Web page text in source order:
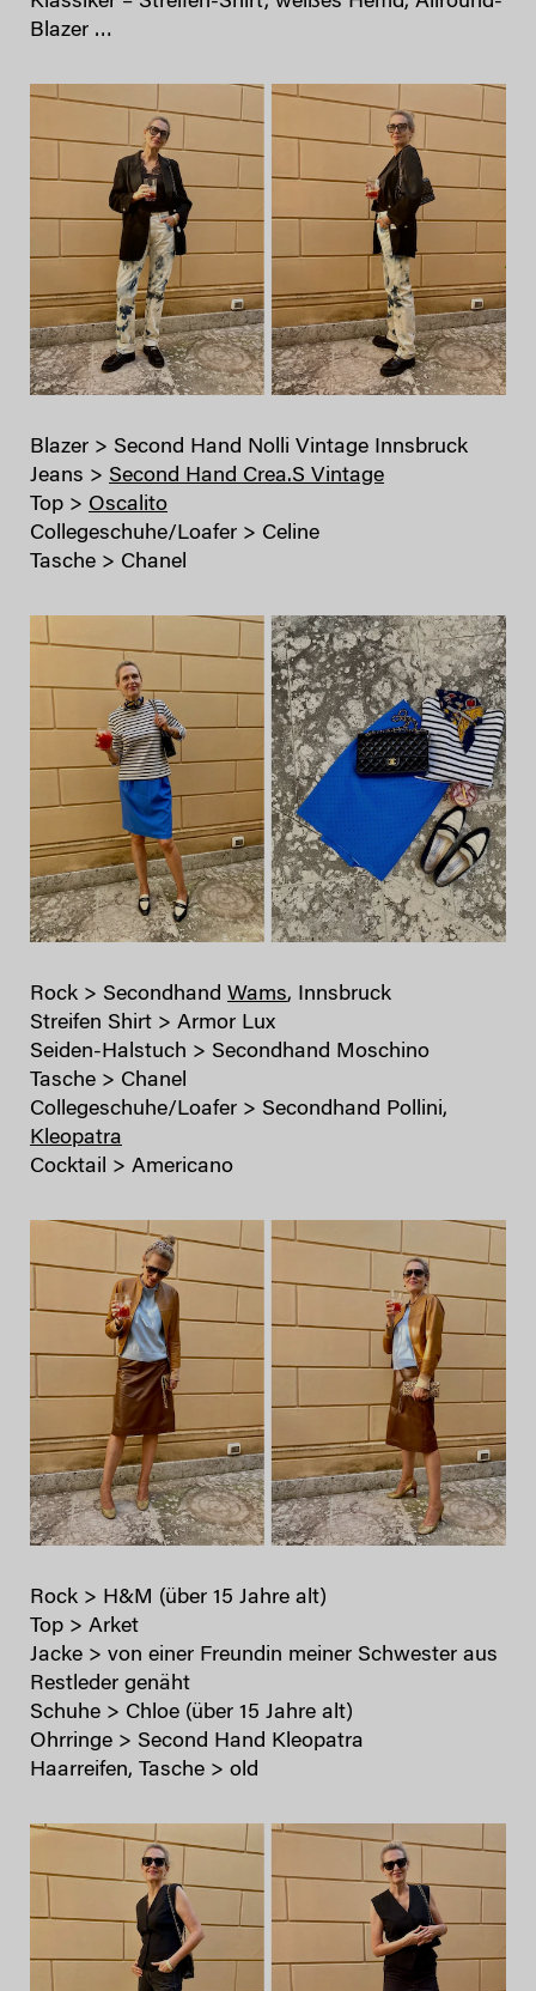
Blazer …
Blazer > Second Hand Nolli Vintage Innsbruck
Jeans > Second Hand Crea.S Vintage
Top > Oscalito
Collegeschuhe/Loafer > Celine
Tasche > Chanel
Rock > Secondhand Wams, Innsbruck
Streifen Shirt > Armor Lux
Seiden-Halstuch > Secondhand Moschino
Tasche > Chanel
Collegeschuhe/Loafer > Secondhand Pollini,
Kleopatra
Cocktail > Americano
Rock > H&M (über 15 Jahre alt)
Top > Arket
Jacke > von einer Freundin meiner Schwester aus
Restleder genäht
Schuhe > Chloe (über 15 Jahre alt)
Ohrringe > Second Hand Kleopatra
Haarreifen, Tasche > old